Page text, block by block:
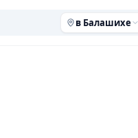
в Балашихе